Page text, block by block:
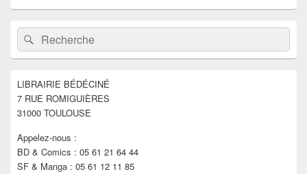
Zone
principale
de
widget
barre
latérale
Recherche :Rechercher
LIBRAIRIE BÉDÉCINÉ
7 RUE ROMIGUIÈRES
31000 TOULOUSE
Appelez-nous :
BD & Comics : 05 61 21 64 44
SF & Manga : 05 61 12 11 85